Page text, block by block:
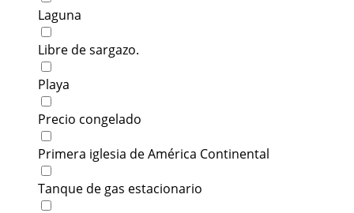
Laguna
Libre de sargazo.
Playa
Precio congelado
Primera iglesia de América Continental
Tanque de gas estacionario